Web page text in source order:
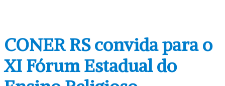
CONER RS convida para o
XI Fórum Estadual do